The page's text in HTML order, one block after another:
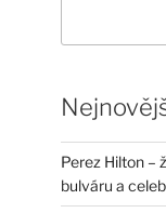
Perez Hilton –
bulváru a